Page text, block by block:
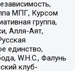
МПГ, Курсом
группа,
Алля-Аят,
единство,
W.H.С., Фалунь
клуб-